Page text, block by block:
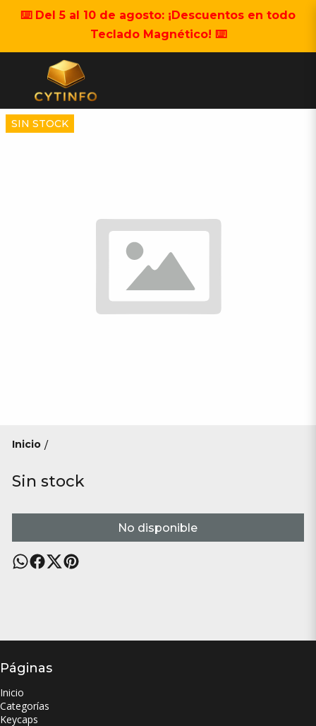
⌨️ Del 5 al 10 de agosto: ¡Descuentos en todo
Teclado Magnético! ⌨️
SIN STOCK
Inicio /
Sin stock
No disponible
Páginas
Inicio
Categorías
Keycaps